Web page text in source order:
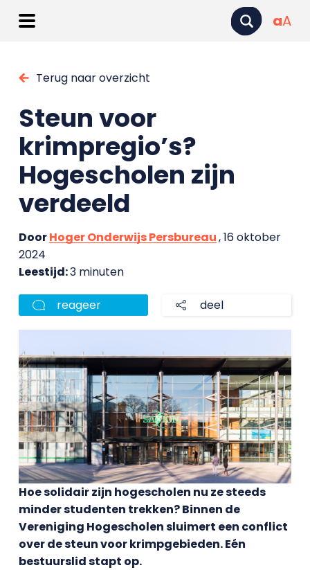
aA
Terug naar overzicht
Steun voor
krimpregio’s?
Hogescholen zijn
verdeeld
DoorHoger Onderwijs Persbureau, 16 oktober
2024
Leestijd:3 minuten
reageer deel
Hoe solidair zijn hogescholen nu ze steeds
minder studenten trekken? Binnen de
Vereniging Hogescholen sluimert een conflict
over de steun voor krimpgebieden. Eén
bestuurslid stapt op.